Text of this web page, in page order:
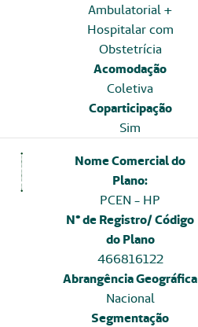
Ambulatorial +
Hospitalar com
Obstetrícia
Acomodação
Coletiva
Coparticipação
Sim
Nome Comercial do
Plano:
PCEN - HP
N° de Registro/ Código
do Plano
466816122
Abrangência Geográfica
Nacional
Segmentação